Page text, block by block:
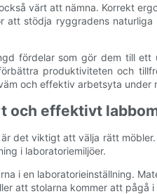
värt att nämna. Korrekt
stödja ryggradens
fördelar som gör dem till
produktiviteten och
och effektiv arbetsyta under
och effektivt
det viktigt att välja rätt
i laboratoriemiljöer.
i en laboratorieinställning.
att stolarna kommer att